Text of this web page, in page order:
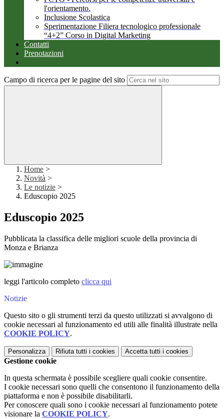
l'orientamento.
Inclusione Scolastica
Sperimentazione Filiera tecnologico professionale
“4+2” Corso in Digital Marketing
Contatti
Prenotazioni
Campo di ricerca per le pagine del sito
Home >
Novità >
Le notizie >
Eduscopio 2025
Eduscopio 2025
Pubblicata la classifica delle migliori scuole della provincia di
Monza e Brianza
leggi l'articolo completo clicca qui
Notizie
Questo sito o gli strumenti terzi da questo utilizzati si avvalgono di
cookie necessari al funzionamento ed utili alle finalità illustrate nella
COOKIE POLICY.
Personalizza Rifiuta tutti i cookies Accetta tutti i cookies
Gestione cookie
In questa schermata è possibile scegliere quali cookie consentire.
I cookie necessari sono quelli che consentono il funzionamento della
piattaforma e non è possibile disabilitarli.
Per conoscere quali sono i cookie necessari al funzionamento potete
visionare la COOKIE POLICY.